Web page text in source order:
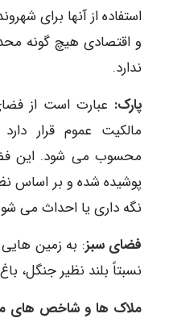
استفاده از آنها برای
و اقتصادی هیچ گونه
ندارد.
پارک: عبارت است از
مالکیت عموم قرار
محسوب می شود. این
پوشیده شده و بر اساس
نگه داری یا احداث می
فضای سبز: به زمین
نسبتاً بلند نظیر جنگل،
ملاک ها و شاخص های